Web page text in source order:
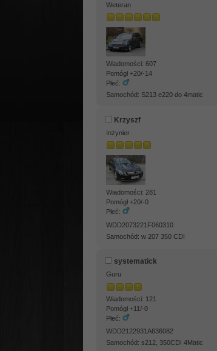
Weteran
Wiadomości: 607
Pomógł +20/-14
Płeć:
Samochód: S213 e220 do 4matic
Krzyszf
Inżynier
Wiadomości: 281
Pomógł +20/-0
Płeć:
WDD2073221F060310
Samochód: w 207 350 CDI
systematick
Guru
Wiadomości: 121
Pomógł +11/-0
Płeć:
WDD2122931A636082
Samochód: s212, 350CDI 4Matic